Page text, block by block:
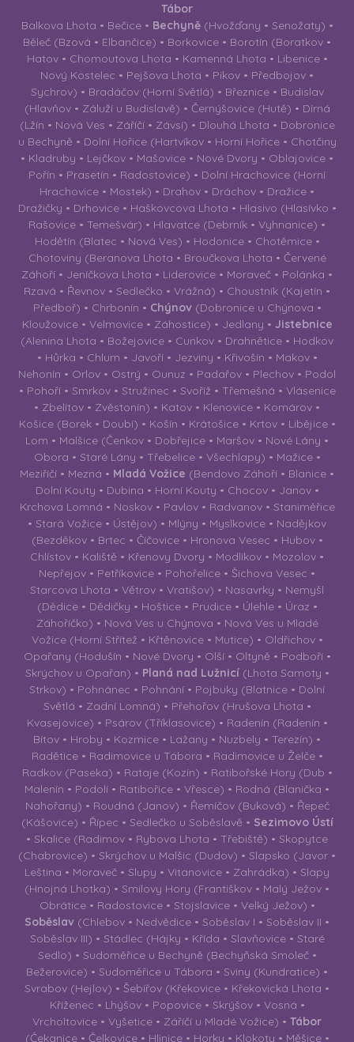
Tábor
Balkova Lhota • Bečice • Bechyně(Hvožďany • Senožaty) •
Běleč (Bzová • Elbančice) • Borkovice • Borotín (Boratkov •
Hatov • Chomoutova Lhota • Kamenná Lhota • Libenice •
Nový Kostelec • Pejšova Lhota • Pikov • Předbojov •
Sychrov) • Bradáčov (Horní Světlá) • Březnice • Budislav
(Hlavňov • Záluží u Budislavě) • Černýšovice (Hutě) • Dírná
(Lžín • Nová Ves • Záříčí • Závsí) • Dlouhá Lhota • Dobronice
u Bechyně • Dolní Hořice (Hartvíkov • Horní Hořice • Chotčiny
• Kladruby • Lejčkov • Mašovice • Nové Dvory • Oblajovice •
Pořín • Prasetín • Radostovice) • Dolní Hrachovice (Horní
Hrachovice • Mostek) • Drahov • Dráchov • Dražice •
Dražičky • Drhovice • Haškovcova Lhota • Hlasivo (Hlasívko •
Rašovice • Temešvár) • Hlavatce (Debrník • Vyhnanice) •
Hodětín (Blatec • Nová Ves) • Hodonice • Chotěmice •
Chotoviny (Beranova Lhota • Broučkova Lhota • Červené
Záhoří • Jeníčkova Lhota • Liderovice • Moraveč • Polánka •
Rzavá • Řevnov • Sedlečko • Vrážná) • Choustník (Kajetín •
Předboř) • Chrbonín • Chýnov(Dobronice u Chýnova •
Kloužovice • Velmovice • Záhostice) • Jedlany • Jistebnice
(Alenina Lhota • Božejovice • Cunkov • Drahnětice • Hodkov
• Hůrka • Chlum • Javoří • Jezviny • Křivošín • Makov •
Nehonín • Orlov • Ostrý • Ounuz • Padařov • Plechov • Podol
• Pohoří • Smrkov • Stružinec • Svoříž • Třemešná • Vlásenice
• Zbelítov • Zvěstonín) • Katov • Klenovice • Komárov •
Košice (Borek • Doubí) • Košín • Krátošice • Krtov • Libějice •
Lom • Malšice (Čenkov • Dobřejice • Maršov • Nové Lány •
Obora • Staré Lány • Třebelice • Všechlapy) • Mažice •
Meziříčí • Mezná • Mladá Vožice (Bendovo Záhoří • Blanice •
Dolní Kouty • Dubina • Horní Kouty • Chocov • Janov •
Krchova Lomná • Noskov • Pavlov • Radvanov • Staniměřice
• Stará Vožice • Ústějov) • Mlýny • Myslkovice • Nadějkov
(Bezděkov • Brtec • Číčovice • Hronova Vesec • Hubov •
Chlístov • Kaliště • Křenovy Dvory • Modlíkov • Mozolov •
Nepřejov • Petříkovice • Pohořelice • Šichova Vesec •
Starcova Lhota • Větrov • Vratišov) • Nasavrky • Nemyšl
(Dědice • Dědičky • Hoštice • Prudice • Úlehle • Úraz •
Záhoříčko) • Nová Ves u Chýnova • Nová Ves u Mladé
Vožice (Horní Střítež • Křtěnovice • Mutice) • Oldřichov •
Opařany (Hodušín • Nové Dvory • Olší • Oltyně • Podboří •
Skrýchov u Opařan) • Planá nad Lužnicí(Lhota Samoty •
Strkov) • Pohnánec • Pohnání • Pojbuky (Blatnice • Dolní
Světlá • Zadní Lomná) • Přehořov (Hrušova Lhota •
Kvasejovice) • Psárov (Tříklasovice) • Radenín (Radenín •
Bítov • Hroby • Kozmice • Lažany • Nuzbely • Terezín) •
Radětice • Radimovice u Tábora • Radimovice u Želče •
Radkov (Paseka) • Rataje (Kozín) • Ratibořské Hory (Dub •
Malenín • Podolí • Ratibořice • Vřesce) • Rodná (Blanička •
Nahořany) • Roudná (Janov) • Řemíčov (Buková) • Řepeč
(Kášovice) • Řípec • Sedlečko u Soběslavě • Sezimovo Ústí
• Skalice (Radimov • Rybova Lhota • Třebiště) • Skopytce
(Chabrovice) • Skrýchov u Malšic (Dudov) • Slapsko (Javor •
Leština • Moraveč • Slupy • Vitanovice • Zahrádka) • Slapy
(Hnojná Lhotka) • Smilovy Hory (Františkov • Malý Ježov •
Obrátice • Radostovice • Stojslavice • Velký Ježov) •
Soběslav (Chlebov • Nedvědice • Soběslav I • Soběslav II •
Soběslav III) • Stádlec (Hájky • Křída • Slavňovice • Staré
Sedlo) • Sudoměřice u Bechyně (Bechyňská Smoleč •
Bežerovice) • Sudoměřice u Tábora • Sviny (Kundratice) •
Svrabov (Hejlov) • Šebířov (Křekovice • Křekovická Lhota •
Kříženec • Lhýšov • Popovice • Skrýšov • Vosná •
Vrcholtovice • Vyšetice • Záříčí u Mladé Vožice) • Tábor
(Čekanice • Čelkovice • Hlinice • Horky • Klokoty • Měšice •